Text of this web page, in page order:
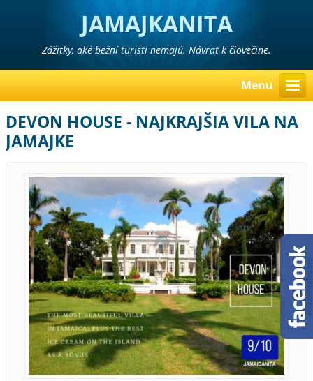
JAMAJKANITA
Zážitky, aké bežní turisti nemajú. Návrat k človečine.
Menu
DEVON HOUSE - NAJKRAJŠIA VILA NA
JAMAJKE